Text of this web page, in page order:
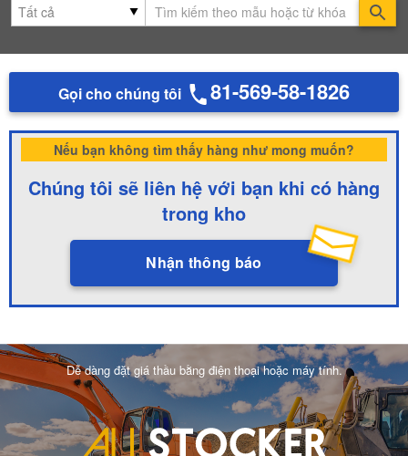
Gọi cho chúng tôi 81-569-58-1826
Nếu bạn không tìm thấy hàng như mong muốn?
Chúng tôi sẽ liên hệ với bạn khi có hàng
trong kho
Nhận thông báo
Dễ dàng đặt giá thầu bằng điện thoại hoặc máy tính.